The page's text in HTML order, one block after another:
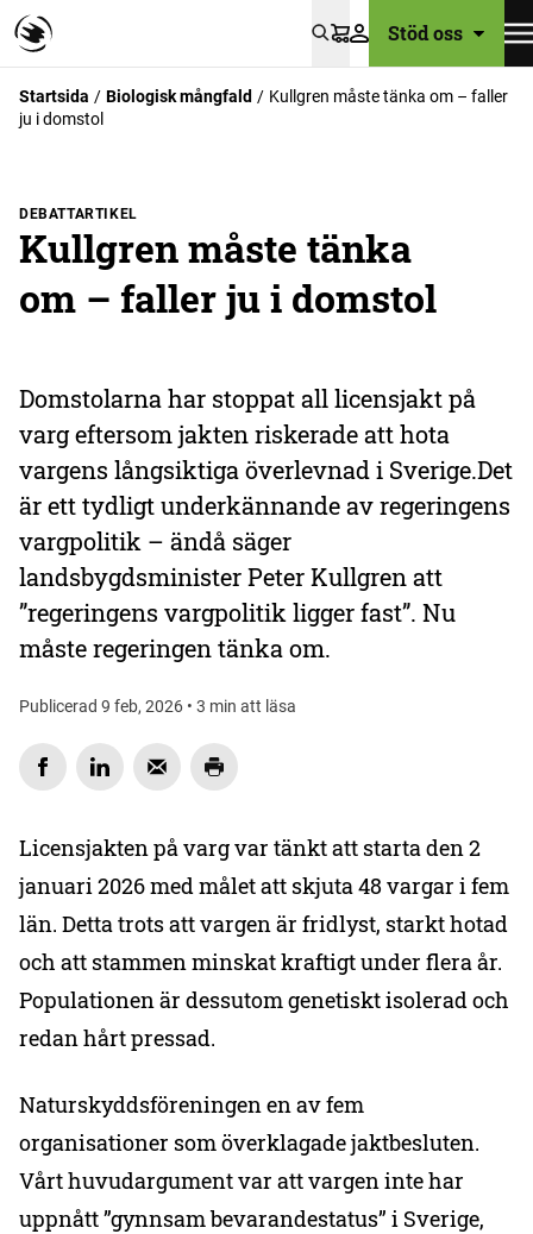
VarukorgStöd oss
Startsida Biologisk mångfald
Kullgren måste tänka om – faller
ju i domstol
DEBATTARTIKEL
Kullgren måste tänka
om – faller ju i domstol
Domstolarna har stoppat all licensjakt på
varg eftersom jakten riskerade att hota
vargens långsiktiga överlevnad i Sverige.Det
är ett tydligt underkännande av regeringens
vargpolitik – ändå säger
landsbygdsminister Peter Kullgren att
”regeringens vargpolitik ligger fast”. Nu
måste regeringen tänka om.
Publicerad 9 feb, 2026 • 3 min att läsa
Licensjakten på varg var tänkt att starta den 2
januari 2026 med målet att skjuta 48 vargar i fem
län. Detta trots att vargen är fridlyst, starkt hotad
och att stammen minskat kraftigt under flera år.
Populationen är dessutom genetiskt isolerad och
redan hårt pressad.
Naturskyddsföreningen en av fem
organisationer som överklagade jaktbesluten.
Vårt huvudargument var att vargen inte har
uppnått ”gynnsam bevarandestatus” i Sverige,